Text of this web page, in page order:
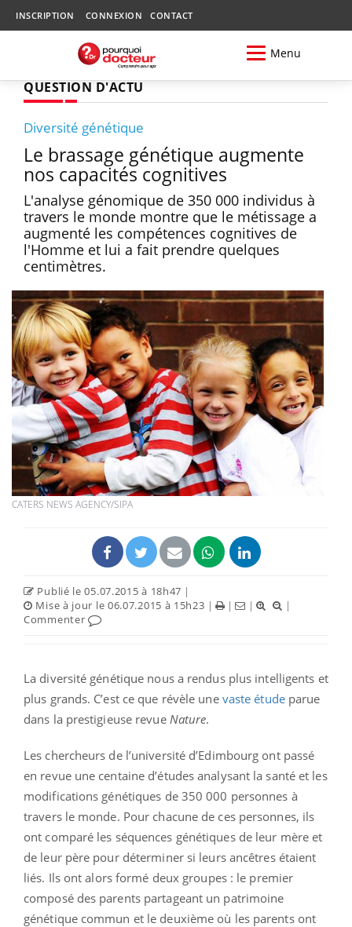
INSCRIPTION CONNEXION CONTACT
Menu
QUESTION D'ACTU
Diversité génétique
Le brassage génétique augmente
nos capacités cognitives
L'analyse génomique de 350 000 individus à
travers le monde montre que le métissage a
augmenté les compétences cognitives de
l'Homme et lui a fait prendre quelques
centimètres.
CATERS NEWS AGENCY/SIPA
Publié le 05.07.2015 à 18h47 |
Mise à jour le 06.07.2015 à 15h23 | | |
|
Commenter
La diversité génétique nous a rendus plus intelligents et
plus grands. C’est ce que révèle une vaste étudeparue
dans la prestigieuse revue Nature.
Les chercheurs de l’université d’Edimbourg ont passé
en revue une centaine d’études analysant la santé et les
modifications génétiques de 350 000 personnes à
travers le monde. Pour chacune de ces personnes, ils
ont comparé les séquences génétiques de leur mère et
de leur père pour déterminer si leurs ancêtres étaient
liés. Ils ont alors formé deux groupes : le premier
composé des parents partageant un patrimoine
génétique commun et le deuxième où les parents ont